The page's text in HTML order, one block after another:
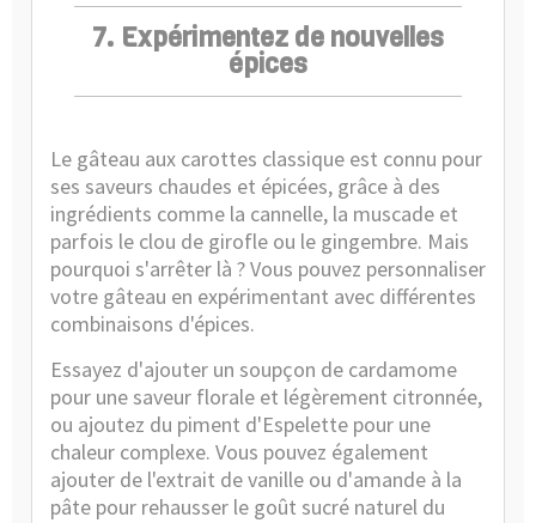
7. Expérimentez de nouvelles
épices
Le gâteau aux carottes classique est connu pour
ses saveurs chaudes et épicées, grâce à des
ingrédients comme la cannelle, la muscade et
parfois le clou de girofle ou le gingembre. Mais
pourquoi s'arrêter là ? Vous pouvez personnaliser
votre gâteau en expérimentant avec différentes
combinaisons d'épices.
Essayez d'ajouter un soupçon de cardamome
pour une saveur florale et légèrement citronnée,
ou ajoutez du piment d'Espelette pour une
chaleur complexe. Vous pouvez également
ajouter de l'extrait de vanille ou d'amande à la
pâte pour rehausser le goût sucré naturel du